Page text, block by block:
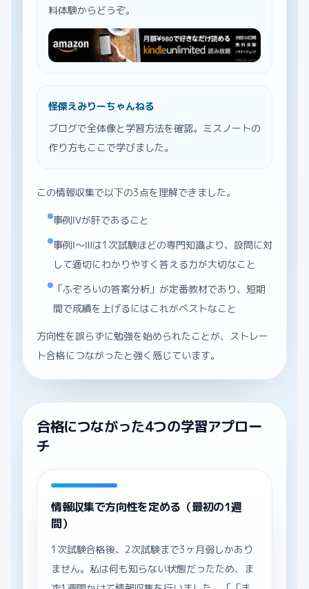
料体験からどうぞ。
怪傑えみりーちゃんねる
ブログで全体像と学習方法を確認。ミスノートの
作り方もここで学びました。
この情報収集で以下の3点を理解できました。
事例Ⅳが肝であること
事例Ⅰ〜Ⅲは1次試験ほどの専門知識より、設問に対
して適切にわかりやすく答える力が大切なこと
「ふぞろいの答案分析」が定番教材であり、短期
間で成績を上げるにはこれがベストなこと
方向性を誤らずに勉強を始められたことが、ストレー
ト合格につながったと強く感じています。
合格につながった4つの学習アプロー
チ
情報収集で方向性を定める（最初の1週
間）
1次試験合格後、2次試験まで3ヶ月弱しかあり
ません。私は何も知らない状態だったため、ま